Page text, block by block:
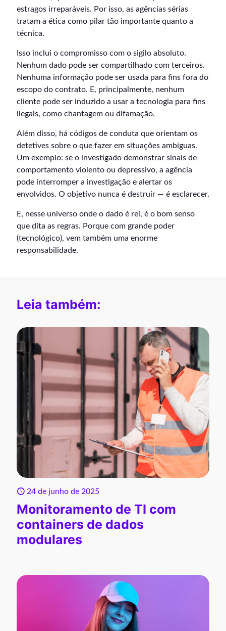
estragos irreparáveis. Por isso, as agências sérias
tratam a ética como pilar tão importante quanto a
técnica.
Isso inclui o compromisso com o sigilo absoluto.
Nenhum dado pode ser compartilhado com terceiros.
Nenhuma informação pode ser usada para fins fora do
escopo do contrato. E, principalmente, nenhum
cliente pode ser induzido a usar a tecnologia para fins
ilegais, como chantagem ou difamação.
Além disso, há códigos de conduta que orientam os
detetives sobre o que fazer em situações ambíguas.
Um exemplo: se o investigado demonstrar sinais de
comportamento violento ou depressivo, a agência
pode interromper a investigação e alertar os
envolvidos. O objetivo nunca é destruir — é esclarecer.
E, nesse universo onde o dado é rei, é o bom senso
que dita as regras. Porque com grande poder
(tecnológico), vem também uma enorme
responsabilidade.
Leia também:
24 de junho de 2025
Monitoramento de TI com
containers de dados
modulares